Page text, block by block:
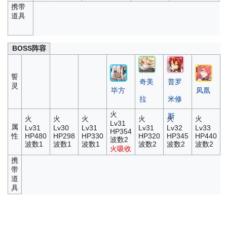
携带
道具
BOSS阵容
誓
灵
毕方
奇美
拉
普罗
米修
斯
凤凰
属
性
火
Lv31
HP480
波数1
火
Lv30
HP298
波数1
火
Lv31
HP330
波数1
火
Lv31
HP354
波数2
火吸收
火
Lv31
HP320
波数2
火
Lv32
HP345
波数2
火
Lv33
HP440
波数2
携
带
道
具